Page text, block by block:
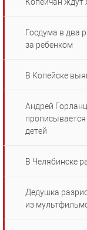
Госдума в два
за ребенком
В Копейске
Андрей
детей
В Челябинске
Дедушка
из